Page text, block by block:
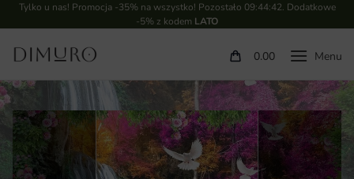
Tylko u nas! Promocja -35% na wszystko! Pozostało 09:44:41. Dodatkowe
-5% z kodem LATO
0.00